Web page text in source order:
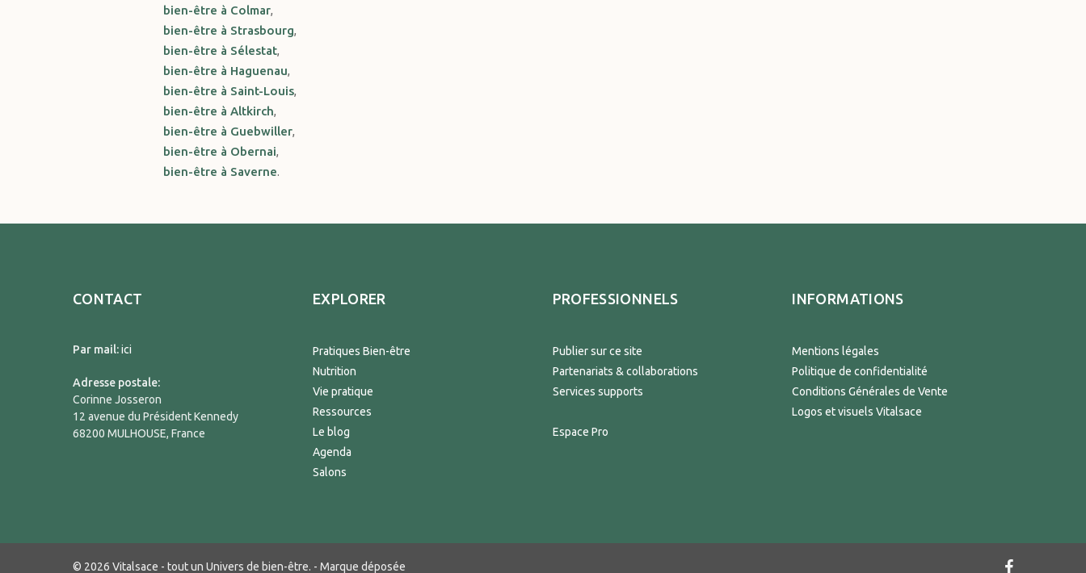
bien-être à Colmar,
bien-être à Strasbourg,
bien-être à Sélestat,
bien-être à Haguenau,
bien-être à Saint-Louis,
bien-être à Altkirch,
bien-être à Guebwiller,
bien-être à Obernai,
bien-être à Saverne.
CONTACT
Par mail:ici
Adresse postale:
Corinne Josseron
12 avenue du Président Kennedy
68200 MULHOUSE, France
EXPLORER
Pratiques Bien-être
Nutrition
Vie pratique
Ressources
Le blog
Agenda
Salons
PROFESSIONNELS
Publier sur ce site
Partenariats & collaborations
Services supports
Espace Pro
INFORMATIONS
Mentions légales
Politique de confidentialité
Conditions Générales de Vente
Logos et visuels Vitalsace
© 2026 Vitalsace - tout un Univers de bien-être. - Marque déposée facebook